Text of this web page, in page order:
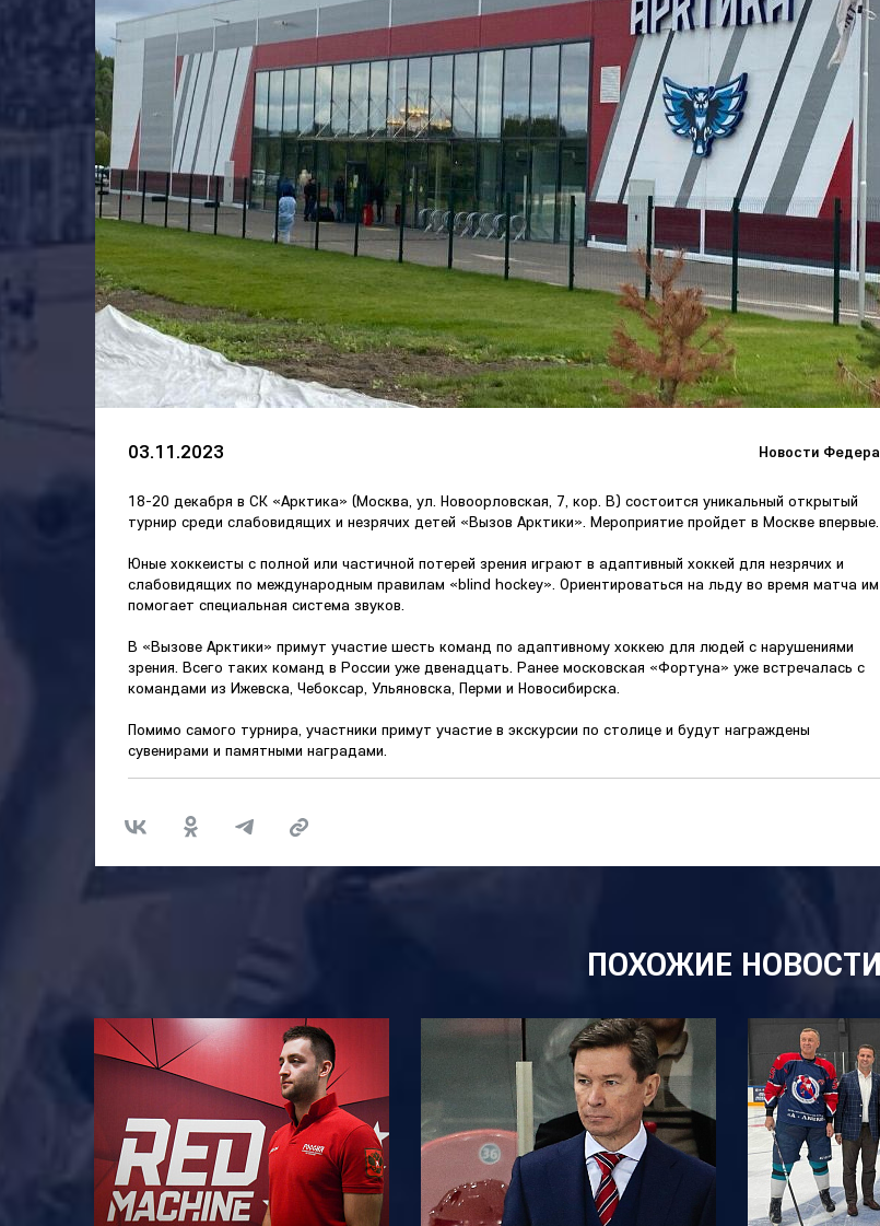
03.11.2023 Новости
18-20 декабря в СК «Арктика» (Москва, ул. Новоорловская, 7, кор. B) состоится уникальный открытый
турнир среди слабовидящих и незрячих детей «Вызов Арктики». Мероприятие пройдет в Москве впервые.
Юные хоккеисты с полной или частичной потерей зрения играют в адаптивный хоккей для незрячих и
слабовидящих по международным правилам «blind hockey». Ориентироваться на льду во время матча им
помогает специальная система звуков.
В «Вызове Арктики» примут участие шесть команд по адаптивному хоккею для людей с нарушениями
зрения. Всего таких команд в России уже двенадцать. Ранее московская «Фортуна» уже встречалась с
командами из Ижевска, Чебоксар, Ульяновска, Перми и Новосибирска.
Помимо самого турнира, участники примут участие в экскурсии по столице и будут награждены
сувенирами и памятными наградами.
ПОХОЖИЕ НОВОСТИ